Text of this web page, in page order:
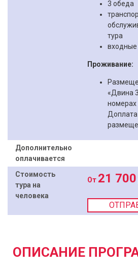
3 обеда
тура
входные
Проживание:
«Двина
номерах
Доплата
Дополнительно
оплачивается
Стоимость
тура на
человека
От 21 700
ОПИСАНИЕ